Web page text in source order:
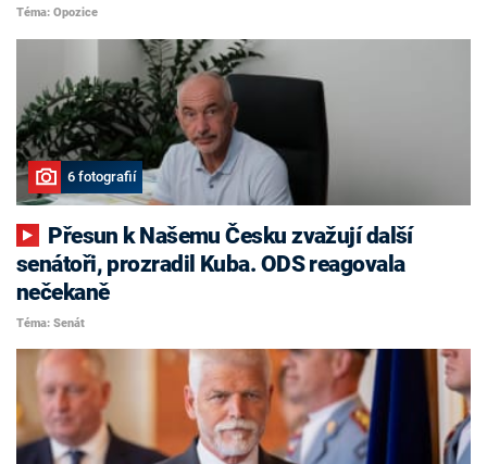
Téma: Opozice
6 fotografií
senátoři, prozradil Kuba. ODS reagovala
nečekaně
Téma: Senát